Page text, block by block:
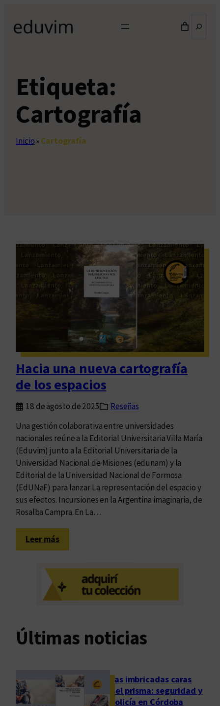
contenido
Etiqueta:
Cartografía
Inicio»Cartografía
Hacia una nueva cartografía
de los espacios
18 de agosto de 2025
Reseñas
Una gestión colaborativa entre universidades
nacionales reúne a la Editorial Universitaria Villa María
(Eduvim) junto a la Editorial Universitaria de la
Universidad Nacional de Misiones (edunam) y la
Editorial de la Universidad Nacional de Formosa
(EdUNaF) para lanzar La representación del espacio y
sus efectos. Incursiones en la Argentina imaginaria, de
Rosalba Campra. En La…
Leer más:
H
i
a
a
e
v
Últimas noticias
Las imbricadas caras
del prisma: seguridad y
policía en Córdoba